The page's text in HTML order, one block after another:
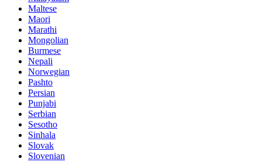
Maltese
Maori
Marathi
Mongolian
Burmese
Nepali
Norwegian
Pashto
Persian
Punjabi
Serbian
Sesotho
Sinhala
Slovak
Slovenian